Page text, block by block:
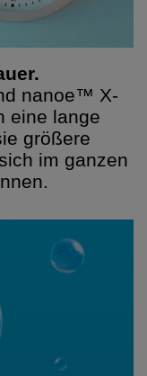
nanoe™ X-
eine lange
größere
im ganzen